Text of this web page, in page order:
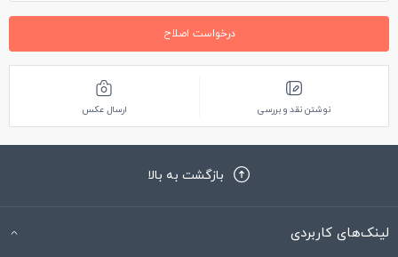
درخواست اصلاح
نوشتن نقد و بررسی ارسال عکس
بازگشت به بالا
لینک‌های کاربردی